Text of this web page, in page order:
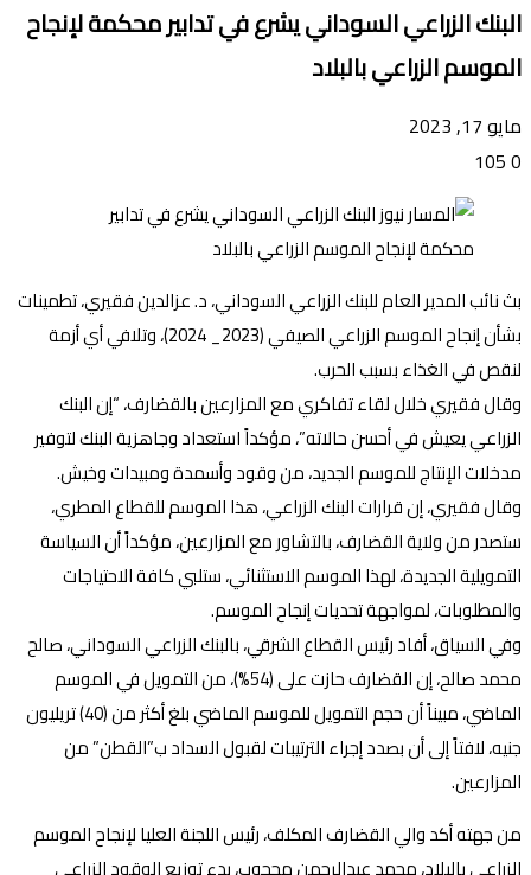
البنك الزراعي السوداني يشرع في تدابير محكمة لإنجاح
الموسم الزراعي بالبلاد
مايو 17, 2023
0
بث نائب المدير العام للبنك الزراعي السوداني، د. عزالدين فقيري، تطمينات
بشأن إنجاح الموسم الزراعي الصيفي (2023_ 2024)، وتلافي أي أزمة
لنقص في الغذاء بسبب الحرب.
وقال فقيري خلال لقاء تفاكري مع المزارعين بالقضارف، “إن البنك
الزراعي يعيش في أحسن حالاته”، مؤكداً استعداد وجاهزية البنك لتوفير
مدخلات الإنتاج للموسم الجديد، من وقود وأسمدة ومبيدات وخيش.
وقال فقيري، إن قرارات البنك الزراعي، هذا الموسم للقطاع المطري،
ستصدر من ولاية القضارف، بالتشاور مع المزارعين، مؤكداً أن السياسة
التمويلية الجديدة، لهذا الموسم الاستثنائي، ستلبي كافة الاحتياجات
والمطلوبات، لمواجهة تحديات إنجاح الموسم.
وفي السياق، أفاد رئيس القطاع الشرقي، بالبنك الزراعي السوداني، صالح
محمد صالح، إن القضارف حازت على (54%)، من التمويل في الموسم
الماضي، مبيناً أن حجم التمويل للموسم الماضي بلغ أكثر من (40) تريليون
جنيه، لافتاً إلى أن بصدد إجراء الترتيبات لقبول السداد ب”القطن” من
المزارعين.
من جهته أكد والي القضارف المكلف، رئيس اللجنة العليا لإنجاح الموسم